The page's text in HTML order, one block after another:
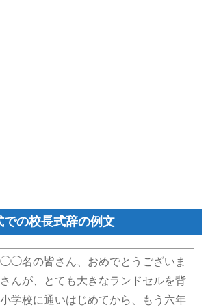
での校長式辞の例文
名の皆さん、おめでとうございま
んが、とても大きなランドセルを背
学校に通いはじめてから、もう六年